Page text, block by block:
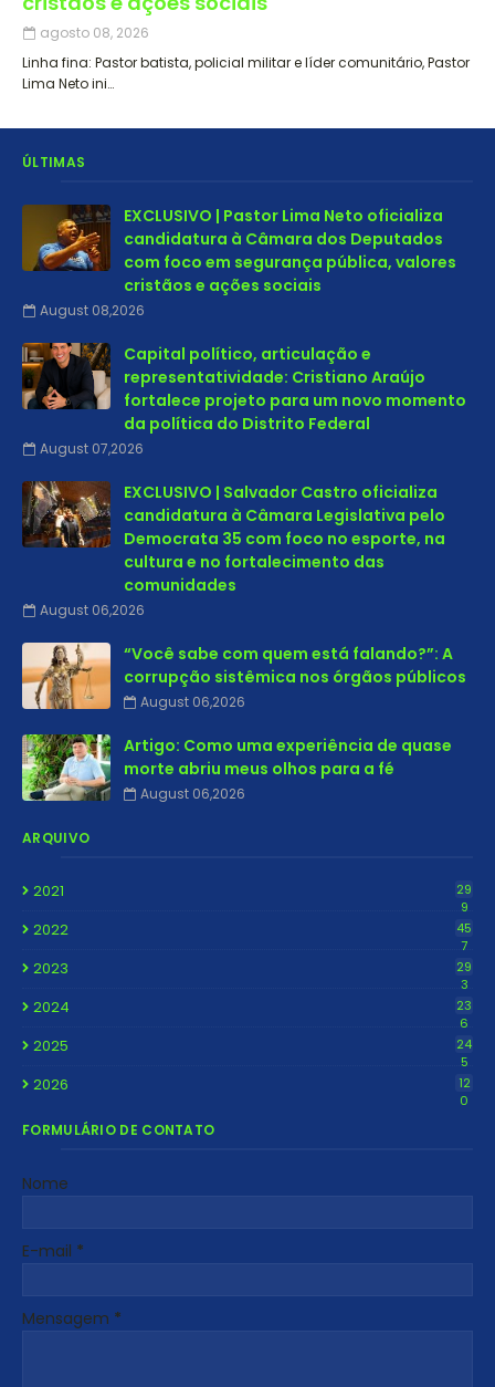
agosto 08, 2026
Linha fina: Pastor batista, policial militar e líder comunitário, Pastor
Lima Neto ini…
ÚLTIMAS
EXCLUSIVO | Pastor Lima Neto oficializa
candidatura à Câmara dos Deputados
com foco em segurança pública, valores
cristãos e ações sociais
August 08,2026
Capital político, articulação e
representatividade: Cristiano Araújo
fortalece projeto para um novo momento
da política do Distrito Federal
August 07,2026
EXCLUSIVO | Salvador Castro oficializa
candidatura à Câmara Legislativa pelo
Democrata 35 com foco no esporte, na
cultura e no fortalecimento das
comunidades
August 06,2026
“Você sabe com quem está falando?”: A
corrupção sistêmica nos órgãos públicos
August 06,2026
Artigo: Como uma experiência de quase
morte abriu meus olhos para a fé
August 06,2026
ARQUIVO
2021
29
9
2022
45
7
2023
29
3
2024
23
6
2025
24
5
2026
12
0
FORMULÁRIO DE CONTATO
Nome
E-mail *
Mensagem *